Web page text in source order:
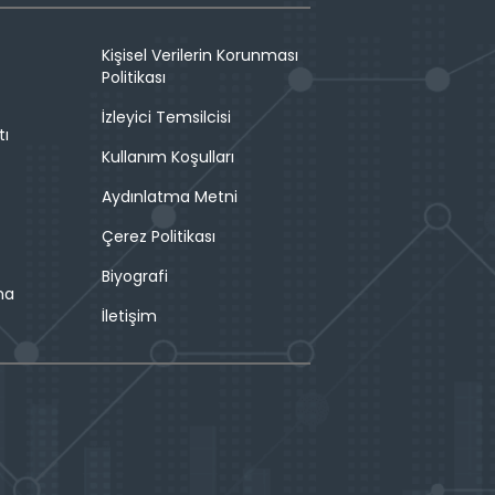
Kişisel Verilerin Korunması
Politikası
İzleyici Temsilcisi
Kullanım Koşulları
Aydınlatma Metni
Çerez Politikası
Biyografi
İletişim